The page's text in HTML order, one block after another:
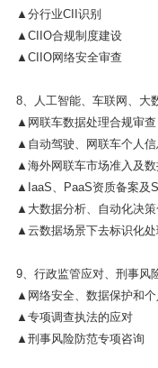
▲分行业CII识别
▲CIIO合规制度建设
▲CIIO网络安全审查
8、人工智能、车联网、大
▲网联车数据处理合规审
▲自动驾驶、网联车个人信
▲海外网联车市场准入及数
▲IaaS、PaaS资质备案及
▲大数据分析、自动化决
▲云数据场景下去标识化处
9、行政监管应对、刑事风
▲网络安全、数据保护和
▲专项调查执法的应对
▲刑事风险防范专项咨询